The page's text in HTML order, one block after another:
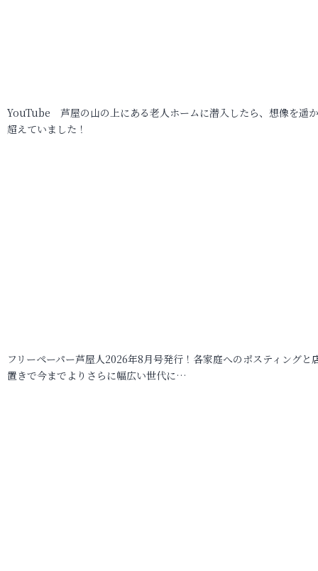
YouTube 芦屋の山の上にある老人ホームに潜入したら、想像を遥
超えていました！
フリーペーパー芦屋人2026年8月号発行！各家庭へのポスティングと
置きで今までよりさらに幅広い世代に…